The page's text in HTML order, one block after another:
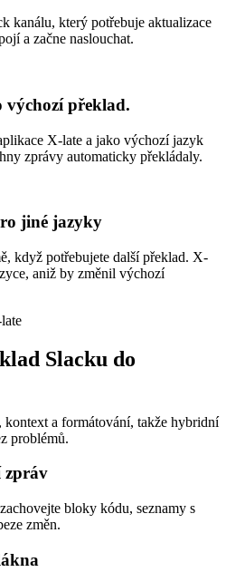
kanálu, který potřebuje aktualizace
a začne naslouchat.
výchozí překlad.
X-late a jako výchozí jazyk
zprávy automaticky překládaly.
jiné jazyky
když potřebujete další překlad. X-
aniž by změnil výchozí
Slacku do
a formátování, takže hybridní
problémů.
zpráv
bloky kódu, seznamy s
změn.